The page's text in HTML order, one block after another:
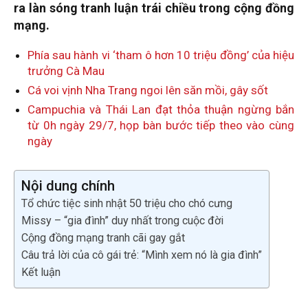
ra làn sóng tranh luận trái chiều trong cộng đồng
mạng.
Phía sau hành vi ‘tham ô hơn 10 triệu đồng’ của hiệu
trưởng Cà Mau
Cá voi vịnh Nha Trang ngoi lên săn mồi, gây sốt
Campuchia và Thái Lan đạt thỏa thuận ngừng bắn
từ 0h ngày 29/7, họp bàn bước tiếp theo vào cùng
ngày
Nội dung chính
Tổ chức tiệc sinh nhật 50 triệu cho chó cưng
Missy – “gia đình” duy nhất trong cuộc đời
Cộng đồng mạng tranh cãi gay gắt
Câu trả lời của cô gái trẻ: “Mình xem nó là gia đình”
Kết luận